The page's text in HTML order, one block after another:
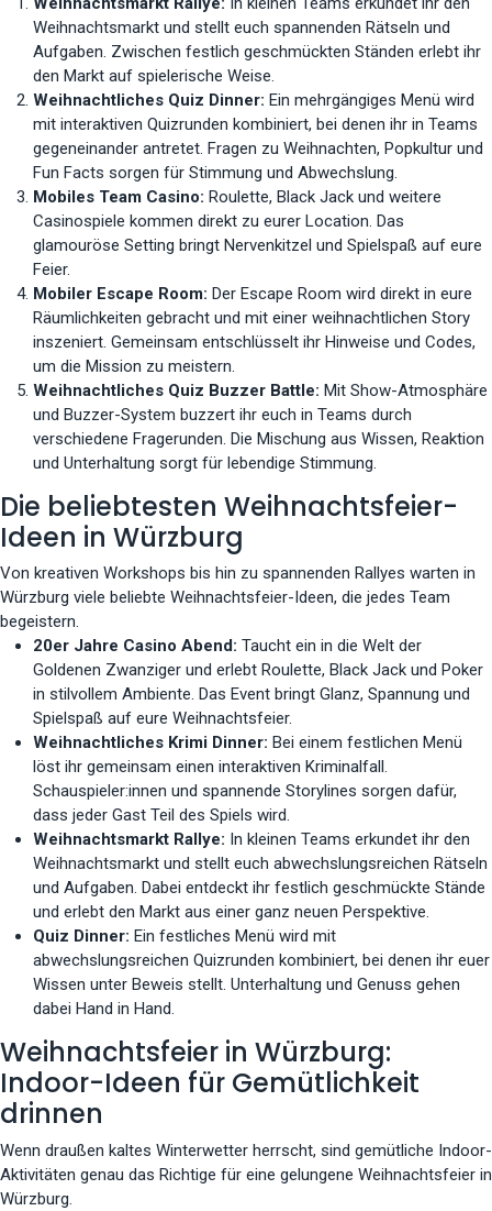
Weihnachtsmarkt und stellt euch spannenden Rätseln und
Aufgaben. Zwischen festlich geschmückten Ständen erlebt ihr
den Markt auf spielerische Weise.
Weihnachtliches Quiz Dinner: Ein mehrgängiges Menü wird
mit interaktiven Quizrunden kombiniert, bei denen ihr in Teams
gegeneinander antretet. Fragen zu Weihnachten, Popkultur und
Fun Facts sorgen für Stimmung und Abwechslung.
Mobiles Team Casino: Roulette, Black Jack und weitere
Casinospiele kommen direkt zu eurer Location. Das
glamouröse Setting bringt Nervenkitzel und Spielspaß auf eure
Feier.
Mobiler Escape Room: Der Escape Room wird direkt in eure
Räumlichkeiten gebracht und mit einer weihnachtlichen Story
inszeniert. Gemeinsam entschlüsselt ihr Hinweise und Codes,
um die Mission zu meistern.
Weihnachtliches Quiz Buzzer Battle: Mit Show-Atmosphäre
und Buzzer-System buzzert ihr euch in Teams durch
verschiedene Fragerunden. Die Mischung aus Wissen, Reaktion
und Unterhaltung sorgt für lebendige Stimmung.
Die beliebtesten Weihnachtsfeier-
Ideen in Würzburg
Von kreativen Workshops bis hin zu spannenden Rallyes warten in
Würzburg viele beliebte Weihnachtsfeier-Ideen, die jedes Team
begeistern.
20er Jahre Casino Abend: Taucht ein in die Welt der
Goldenen Zwanziger und erlebt Roulette, Black Jack und Poker
in stilvollem Ambiente. Das Event bringt Glanz, Spannung und
Spielspaß auf eure Weihnachtsfeier.
Weihnachtliches Krimi Dinner: Bei einem festlichen Menü
löst ihr gemeinsam einen interaktiven Kriminalfall.
Schauspieler:innen und spannende Storylines sorgen dafür,
dass jeder Gast Teil des Spiels wird.
Weihnachtsmarkt Rallye: In kleinen Teams erkundet ihr den
Weihnachtsmarkt und stellt euch abwechslungsreichen Rätseln
und Aufgaben. Dabei entdeckt ihr festlich geschmückte Stände
und erlebt den Markt aus einer ganz neuen Perspektive.
Quiz Dinner: Ein festliches Menü wird mit
abwechslungsreichen Quizrunden kombiniert, bei denen ihr euer
Wissen unter Beweis stellt. Unterhaltung und Genuss gehen
dabei Hand in Hand.
Weihnachtsfeier in Würzburg:
Indoor-Ideen für Gemütlichkeit
drinnen
Wenn draußen kaltes Winterwetter herrscht, sind gemütliche Indoor-
Aktivitäten genau das Richtige für eine gelungene Weihnachtsfeier in
Würzburg.